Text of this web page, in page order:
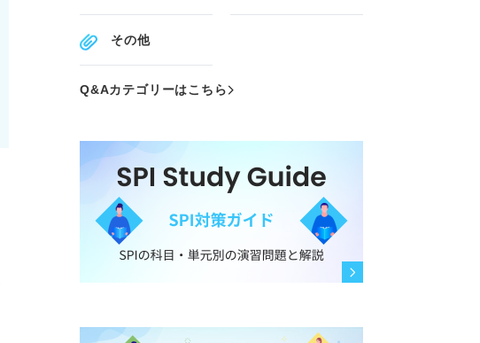
その他
Q&Aカテゴリーはこちら